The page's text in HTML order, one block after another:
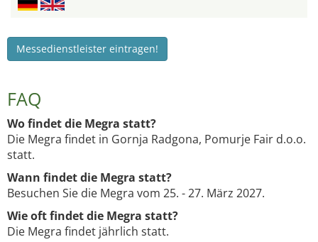
Messedienstleister eintragen!
FAQ
Wo findet die Megra statt?
Die Megra findet in Gornja Radgona, Pomurje Fair d.o.o.
statt.
Wann findet die Megra statt?
Besuchen Sie die Megra vom 25. - 27. März 2027.
Wie oft findet die Megra statt?
Die Megra findet jährlich statt.